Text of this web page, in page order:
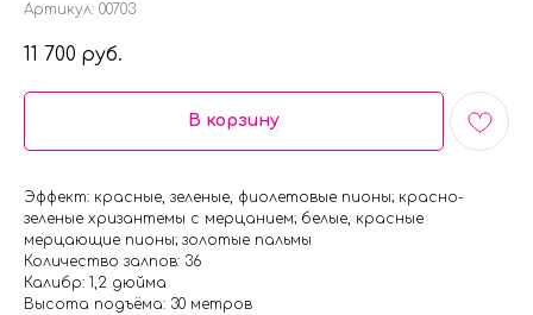
Артикул: 00703
11 700 руб.
В корзину
Эффект: красные, зеленые, фиолетовые пионы; красно-
зеленые хризантемы с мерцанием; белые, красные
мерцающие пионы; золотые пальмы
Количество залпов: 36
Калибр: 1,2 дюйма
Высота подъёма: 30 метров